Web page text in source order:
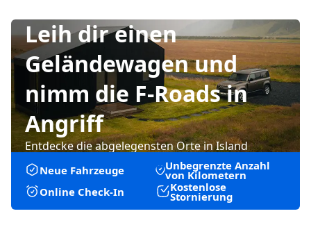
Leih dir einen
Geländewagen und
nimm die F-Roads in
Angriff
Entdecke die abgelegensten Orte in Island
Neue Fahrzeuge Unbegrenzte Anzahl
von Kilometern
Online Check-In
Kostenlose
Stornierung